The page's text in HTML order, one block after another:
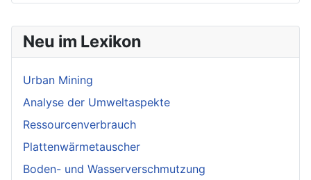
Neu im Lexikon
Urban Mining
Analyse der Umweltaspekte
Ressourcenverbrauch
Plattenwärmetauscher
Boden- und Wasserverschmutzung